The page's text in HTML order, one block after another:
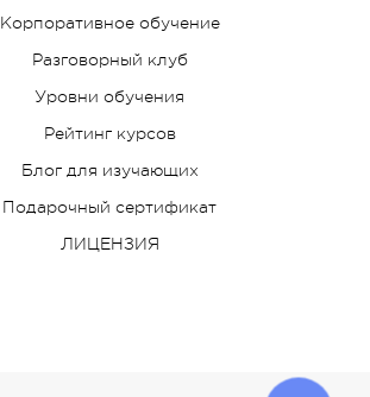
Корпоративное обучение
Разговорный клуб
Уровни обучения
Рейтинг курсов
Блог для изучающих
Подарочный сертификат
ЛИЦЕНЗИЯ